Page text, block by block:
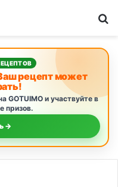
рецепт может
GOTUIMO и участвуйте в
призов.
→